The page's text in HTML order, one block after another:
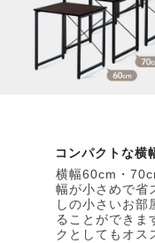
コンパクトな
横幅60cm・
幅が小さめで省
しの小さいお部
ることができま
クとしてもオス